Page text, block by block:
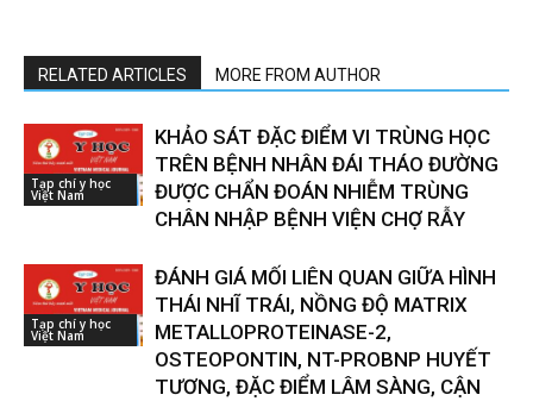
RELATED ARTICLES MORE FROM AUTHOR
Tạp chí y học
Việt Nam
KHẢO SÁT ĐẶC ĐIỂM VI TRÙNG HỌC
TRÊN BỆNH NHÂN ĐÁI THÁO ĐƯỜNG
ĐƯỢC CHẨN ĐOÁN NHIỄM TRÙNG
CHÂN NHẬP BỆNH VIỆN CHỢ RẪY
Tạp chí y học
Việt Nam
ĐÁNH GIÁ MỐI LIÊN QUAN GIỮA HÌNH
THÁI NHĨ TRÁI, NỒNG ĐỘ MATRIX
METALLOPROTEINASE-2,
OSTEOPONTIN, NT-PROBNP HUYẾT
TƯƠNG, ĐẶC ĐIỂM LÂM SÀNG, CẬN